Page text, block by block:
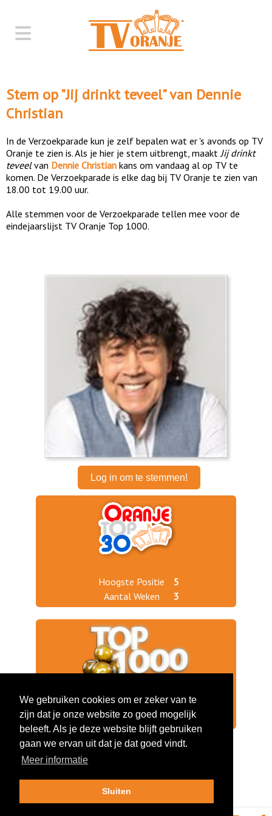
Stem op "Jij drinkt teveel" van Dennie
Christian
In de Verzoekparade kun je zelf bepalen wat er 's avonds op TV
Oranje te zien is. Als je hier je stem uitbrengt, maakt Jij drinkt
teveelvan Dennie Christian kans om vandaag al op TV te
komen. De Verzoekparade is elke dag bij TV Oranje te zien van
18.00 tot 19.00 uur.
Alle stemmen voor de Verzoekparade tellen mee voor de
eindejaarslijst TV Oranje Top 1000.
Log in om te stemmen!
Hoogste Positie
5
Aantal Weken
3
Jaargang 2021 516
Jaargang 2020
168
We gebruiken cookies om er zeker van te
zijn dat je onze website zo goed mogelijk
beleeft. Als je deze website blijft gebruiken
gaan we ervan uit dat je dat goed vindt.
Meer informatie
Sluiten